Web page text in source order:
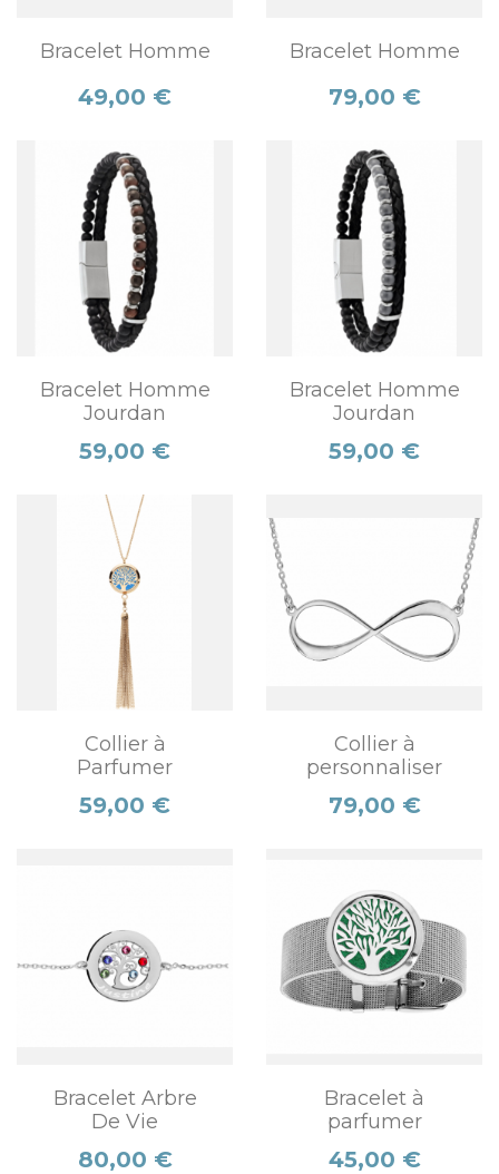
Bracelet Homme
Prix
49,00 €
Bracelet Homme
Prix
79,00 €
Bracelet Homme
Jourdan
Prix
59,00 €
Bracelet Homme
Jourdan
Prix
59,00 €
Collier à
Parfumer
Prix
59,00 €
Collier à
personnaliser
Prix
79,00 €
Bracelet Arbre
De Vie
Prix
80,00 €
Bracelet à
parfumer
Prix
45,00 €